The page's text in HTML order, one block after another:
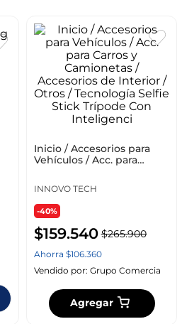
Inicio / Accesorios para
Vehículos / Acc. para
Accesorios de Interior /
Otros / Tecnología Selfie
Stick Trípode Con
Inteligenci
INNOVO TECH
-40%
$159.540 $265.900
Ahorra $106.360
Vendido por: Grupo Comercia
Agregar